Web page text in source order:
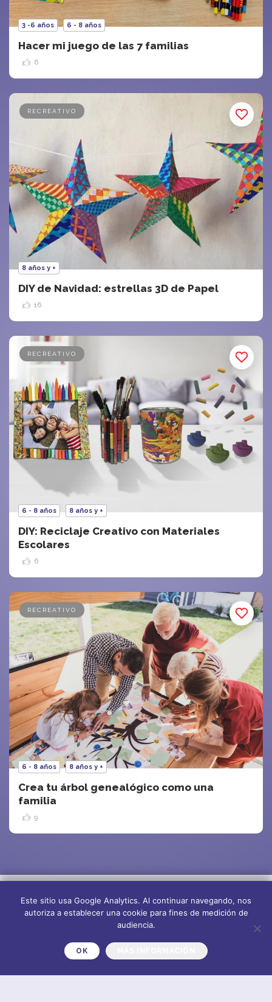
3 -6 años 6 - 8 años
Hacer mi juego de las 7 familias
6
RECREATIVO
8 años y +
DIY de Navidad: estrellas 3D de Papel
16
RECREATIVO
6 - 8 años 8 años y +
DIY: Reciclaje Creativo con Materiales
Escolares
6
RECREATIVO
6 - 8 años 8 años y +
Crea tu árbol genealógico como una
familia
9
Este sitio usa Google Analytics. Al continuar navegando, nos
autoriza a establecer una cookie para fines de medición de
audiencia.
OK